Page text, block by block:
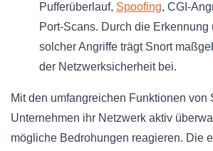
Pufferüberlauf, Spoofing, CGI-
Port-Scans. Durch die
solcher Angriffe trägt Snort
der Netzwerksicherheit bei.
Mit den umfangreichen Funktionen von
Unternehmen ihr Netzwerk aktiv
mögliche Bedrohungen reagieren. Die